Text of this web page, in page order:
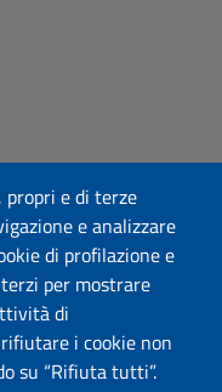
e di terze
e analizzare
di profilazione e
per mostrare
di
i cookie non
su “Rifiuta tutti”.